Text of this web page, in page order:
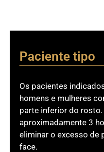
Paciente tipo
Os pacientes
homens e mulheres
parte inferior do rosto.
aproximadamente 3
eliminar o excesso de
face.